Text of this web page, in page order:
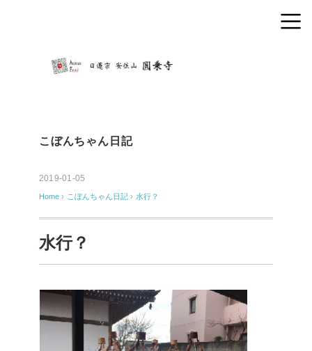
こぼんちゃん日記
2019-01-05
Home › こぼんちゃん日記 › 水行？
水行？